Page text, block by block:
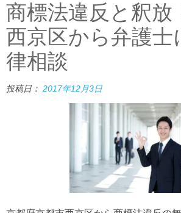
商標法違反と釈放
西京区から弁護士
律相談
投稿日： 2017年12月3日